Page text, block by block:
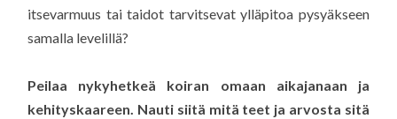
itsevarmuus tai taidot tarvitsevat ylläpitoa pysyäkseen
samalla levelillä?
Peilaa nykyhetkeä koiran omaan aikajanaan ja
kehityskaareen. Nauti siitä mitä teet ja arvosta sitä